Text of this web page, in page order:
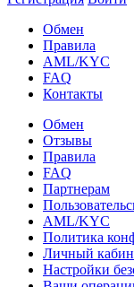
Обмен
Правила
AML/KYC
FAQ
Контакты
Обмен
Отзывы
Правила
FAQ
Партнерам
AML/KYC
Политика
Личный
Настройки